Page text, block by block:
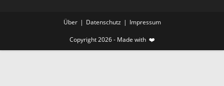
Über Datenschutz Impressum
Copyright 2026 - Made with ❤️